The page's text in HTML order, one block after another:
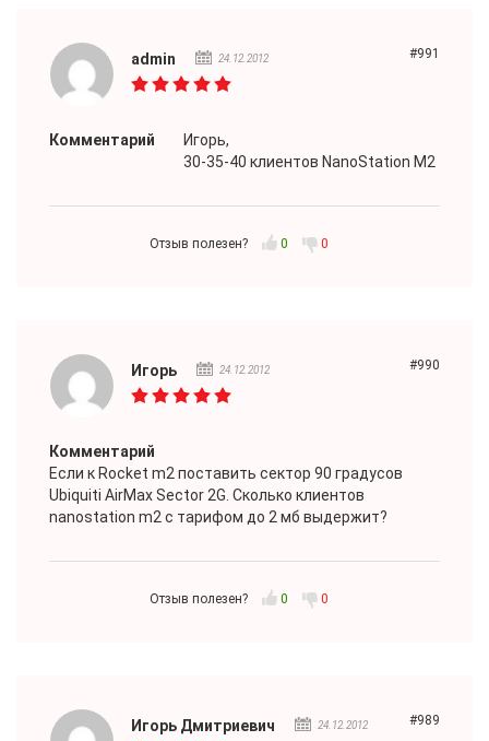
#991
admin 24.12.2012
Комментарий Игорь,
30-35-40 клиентов NanoStation M2
Отзыв полезен? 0 0
#990
Игорь 24.12.2012
Комментарий
Если к Rocket m2 поставить сектор 90 градусов
Ubiquiti AirMax Sector 2G. Сколько клиентов
nanostation m2 с тарифом до 2 мб выдержит?
Отзыв полезен? 0 0
#989
Игорь Дмитриевич 24.12.2012